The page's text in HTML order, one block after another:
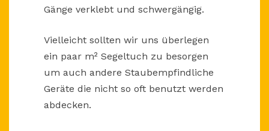
Gänge verklebt und schwergängig.
Vielleicht sollten wir uns überlegen
ein paar m² Segeltuch zu besorgen
um auch andere Staubempfindliche
Geräte die nicht so oft benutzt werden
abdecken.